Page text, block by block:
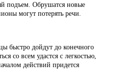
подъем. Обрушатся новые
могут потерять речи.
быстро дойдут до конечного
со всем удастся с легкостью,
действий придется